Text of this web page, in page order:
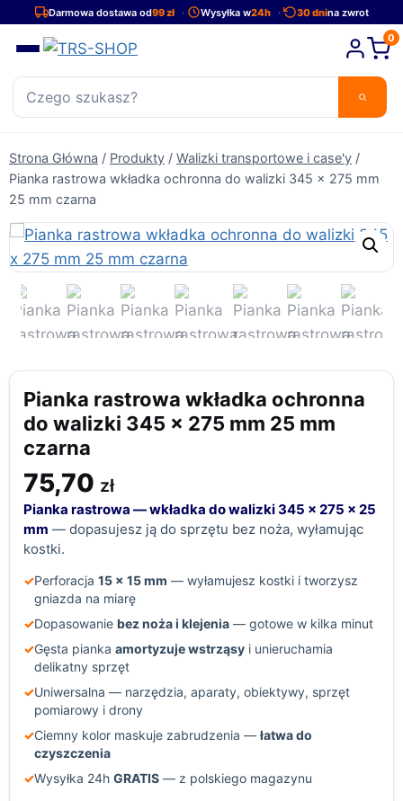
PrzejdźDarmowa dostawa od99 zł Wysyłka w24h 30 dnina zwrot
0
Strona Główna / Produkty / Walizki transportowe i case'y /
Pianka rastrowa wkładka ochronna do walizki 345 x 275 mm
25 mm czarna
Pianka rastrowa wkładka ochronna
do walizki 345 x 275 mm 25 mm
czarna
75,70 zł
Pianka rastrowa — wkładka do walizki 345 × 275 × 25
mm — dopasujesz ją do sprzętu bez noża, wyłamując
kostki.
✓Perforacja 15 × 15 mm — wyłamujesz kostki i tworzysz
gniazda na miarę
✓Dopasowanie bez noża i klejenia — gotowe w kilka minut
✓Gęsta pianka amortyzuje wstrząsy i unieruchamia
delikatny sprzęt
✓Uniwersalna — narzędzia, aparaty, obiektywy, sprzęt
pomiarowy i drony
✓Ciemny kolor maskuje zabrudzenia — łatwa do
czyszczenia
✓Wysyłka 24h GRATIS — z polskiego magazynu